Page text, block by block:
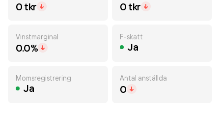
0 tkr 0 tkr
Vinstmarginal
0.0%
F-skatt
Ja
Momsregistrering
Ja
Antal anställda
0